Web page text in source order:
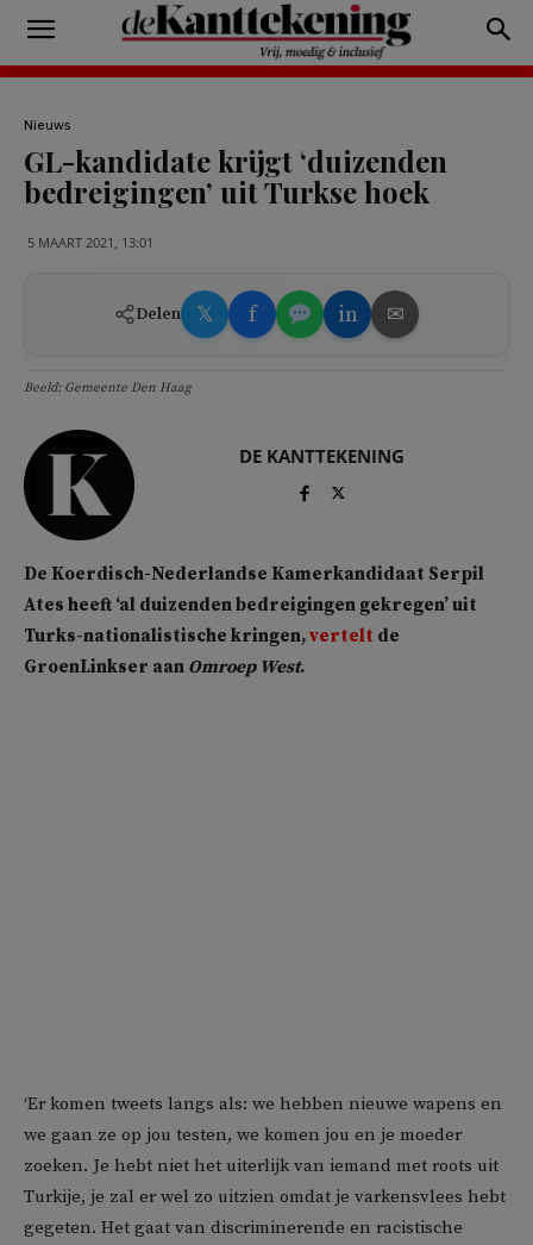
Nieuws
GL-kandidate krijgt ‘duizenden
bedreigingen’ uit Turkse hoek
5 MAART 2021, 13:01
Delen 𝕏 f in ✉
Beeld: Gemeente Den Haag
DE KANTTEKENING
De Koerdisch-Nederlandse Kamerkandidaat Serpil
Ates heeft ‘al duizenden bedreigingen gekregen’ uit
Turks-nationalistische kringen,vertelt de
GroenLinkser aan Omroep West.
‘Er komen tweets langs als: we hebben nieuwe wapens en
we gaan ze op jou testen, we komen jou en je moeder
zoeken. Je hebt niet het uiterlijk van iemand met roots uit
Turkije, je zal er wel zo uitzien omdat je varkensvlees hebt
gegeten. Het gaat van discriminerende en racistische